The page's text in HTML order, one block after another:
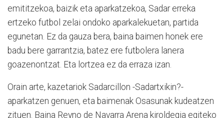
emititzekoa, baizik eta aparkatzekoa, Sadar erreka
ertzeko futbol zelai ondoko aparkalekuetan, partida
egunetan. Ez da gauza bera, baina baimen honek ere
badu bere garrantzia, batez ere futbolera lanera
goazenontzat. Eta lortzea ez da erraza izan.
Orain arte, kazetariok Sadarcillon -Sadartxikin?-
aparkatzen genuen, eta baimenak Osasunak kudeatzen
zituen. Baina Reyno de Navarra Arena kiroldegia egiteko